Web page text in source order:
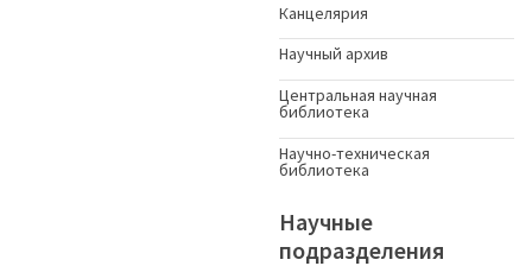
Канцелярия
Научный архив
Центральная научная
библиотека
Научно-техническая
библиотека
Научные
подразделения